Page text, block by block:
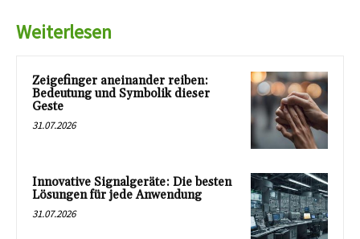
Weiterlesen
Zeigefinger aneinander reiben:
Bedeutung und Symbolik dieser
Geste
31.07.2026
Innovative Signalgeräte: Die besten
Lösungen für jede Anwendung
31.07.2026